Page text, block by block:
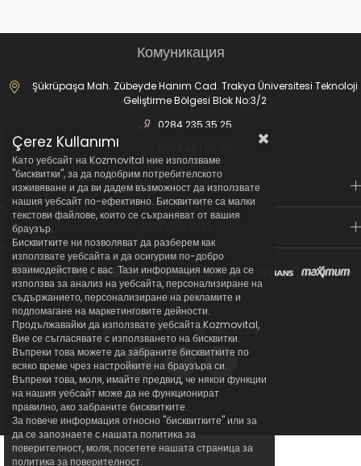
Комуникация
Şükrüpaşa Mah. Zübeyde Hanım Cad. Trakya Üniversitesi Teknoloji
Geliştirme Bölgesi Blok No:3/2
0284 235 35 25
КОИ СМЕ НИЕ?
Google Play App Store
Çerez Kullanımı
Като уебсайт на Kozmovital ние използваме
"бисквитки", за да подобрим потребителското
изживяване и да ви дадем възможност да използвате
нашия уебсайт по-ефективно. Бисквитките са малки
текстови файлове, които се съхраняват от вашия
браузър.
Бисквитките ни позволяват да разберем как
използвате уебсайта и да осигурим по-добро
взаимодействие с вас. Тази информация може да се
използва за анализ на уебсайта, персонализиране на
съдържанието, персонализиране на рекламите и
подпомагане на маркетинговите дейности.
Продължавайки да използвате уебсайта Kozmovital,
Вие се съгласявате с използването на бисквитки.
Въпреки това можете да забраните бисквитките по
всяко време чрез настройките на браузъра си.
Въпреки това, моля, имайте предвид, че някои функции
на нашия уебсайт може да не функционират
правилно, ако забраните бисквитките.
За повече информация относно "бисквитките" или за
да се запознаете с нашата политика за
поверителност, моля, посетете нашата страница за
политика за поверителност.